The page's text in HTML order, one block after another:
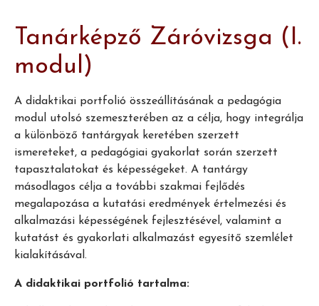
Tanárképző Záróvizsga (I.
modul)
A didaktikai portfolió összeállításának a pedagógia
modul utolsó szemeszterében az a célja, hogy integrálja
a különböző tantárgyak keretében szerzett
ismereteket, a pedagógiai gyakorlat során szerzett
tapasztalatokat és képességeket. A tantárgy
másodlagos célja a további szakmai fejlődés
megalapozása a kutatási eredmények értelmezési és
alkalmazási képességének fejlesztésével, valamint a
kutatást és gyakorlati alkalmazást egyesítő szemlélet
kialakításával.
A didaktikai portfolió tartalma: